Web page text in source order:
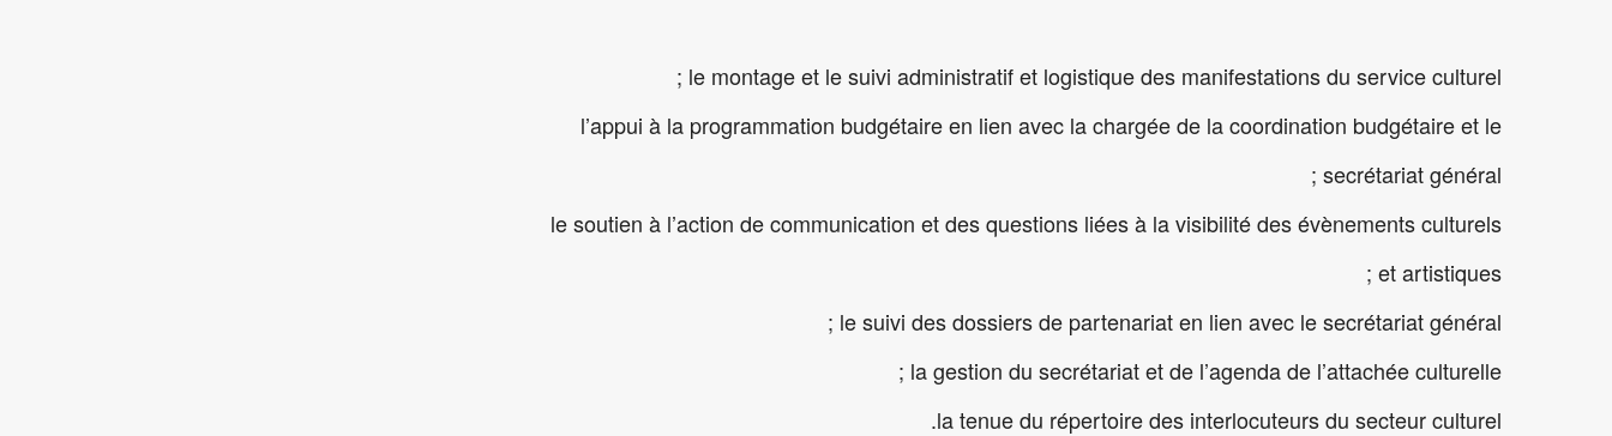
le montage et le suivi administratif et logistique des manifestations du service culturel ;
l’appui à la programmation budgétaire en lien avec la chargée de la coordination budgétaire et le
secrétariat général ;
le soutien à l’action de communication et des questions liées à la visibilité des évènements culturels
et artistiques ;
le suivi des dossiers de partenariat en lien avec le secrétariat général ;
la gestion du secrétariat et de l’agenda de l’attachée culturelle ;
la tenue du répertoire des interlocuteurs du secteur culturel.